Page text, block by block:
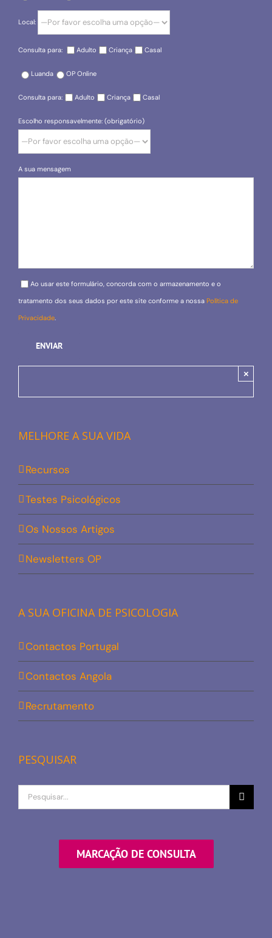
Local:
Consulta para: Adulto Criança Casal
Luanda OP Online
Consulta para: Adulto Criança Casal
Escolho responsavelmente: (obrigatório)
A sua mensagem
Please leave this field empty.
Ao usar este formulário, concorda com o armazenamento e o
tratamento dos seus dados por este site conforme a nossa Política de
Privacidade
×
MELHORE A SUA VIDA
Recursos
Testes Psicológicos
Os Nossos Artigos
Newsletters OP
A SUA OFICINA DE PSICOLOGIA
Contactos Portugal
Contactos Angola
Recrutamento
PESQUISAR
Procurar
por
MARCAÇÃO DE CONSULTA